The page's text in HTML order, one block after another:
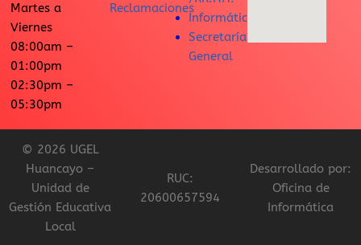
Martes a
Viernes
08:00am –
01:00pm
02:30pm –
05:30pm
Reclamaciones
Informática
Secretaría
General
© 2026 UGEL
Huancayo –
Unidad de
Gestión Educativa
Local
RUC:
20600657594
Desarrollado por:
Oficina de
Informática